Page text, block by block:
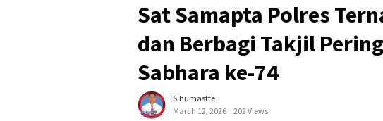
Sat Samapta Polres
dan Berbagi Takjil
Sabhara ke-74
Sihumastte
March 12, 2026
202 Views